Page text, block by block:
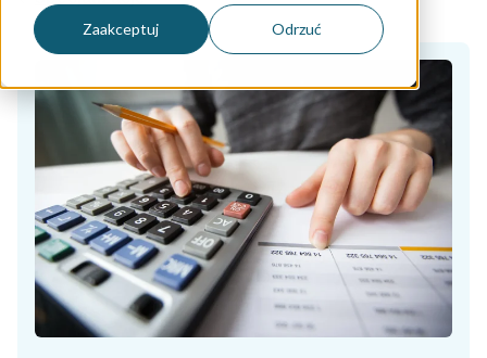
Zaakceptuj Odrzuć